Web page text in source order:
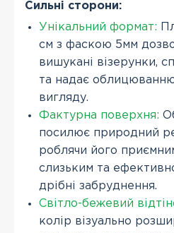
Сильні сторони:
Унікальний формат:
см з фаскою 5мм
вишукані візерунки,
та надає
вигляду.
Фактурна поверхня:
посилює природний
роблячи його
слизьким та
дрібні забруднення.
Світло-бежевий
колір візуально